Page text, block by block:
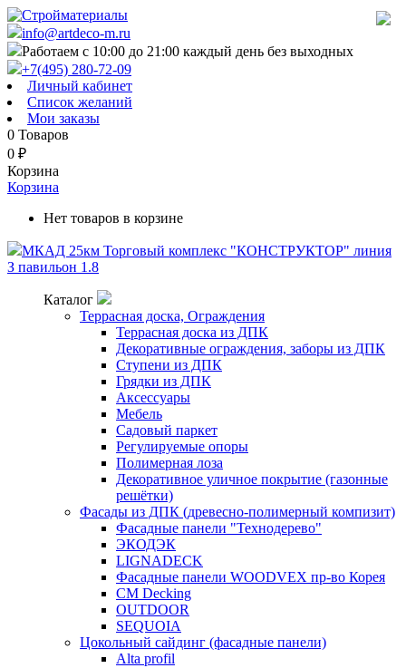
info@artdeco-m.ru
Работаем с 10:00 до 21:00 каждый день без выходных
+7(495) 280-72-09
Личный кабинет
Список желаний
Мои заказы
0 Товаров
0 ₽
Корзина
Корзина
Нет товаров в корзине
МКАД 25км Торговый комплекс "КОНСТРУКТОР" линия
З павильон 1.8
Каталог
Террасная доска, Ограждения
Террасная доска из ДПК
Декоративные ограждения, заборы из ДПК
Ступени из ДПК
Грядки из ДПК
Аксессуары
Мебель
Садовый паркет
Регулируемые опоры
Полимерная лоза
Декоративное уличное покрытие (газонные
решётки)
Фасады из ДПК (древесно-полимерный компизит)
Фасадные панели "Технодерево"
ЭКОДЭК
LIGNADECK
Фасадные панели WOODVEX пр-во Корея
CM Decking
OUTDOOR
SEQUOIA
Цокольный сайдинг (фасадные панели)
Alta profil